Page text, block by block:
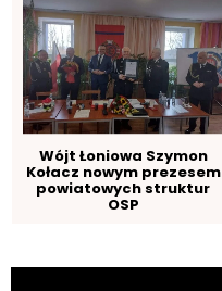
Wójt Łoniowa Szymon
Kołacz nowym prezesem
powiatowych struktur
OSP